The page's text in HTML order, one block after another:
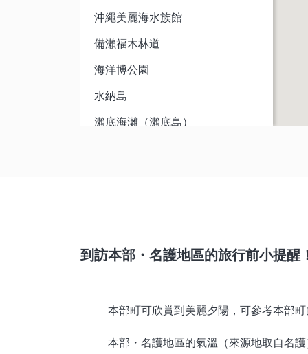
沖繩美麗海水族館
備瀨福木林道
海洋博公園
水納島
瀨底海灘（瀨底島）
到訪本部・名護地區的旅行前小提醒
本部町可欣賞到美麗夕陽，可參考本部
本部・名護地區的氣溫（來源地取自名